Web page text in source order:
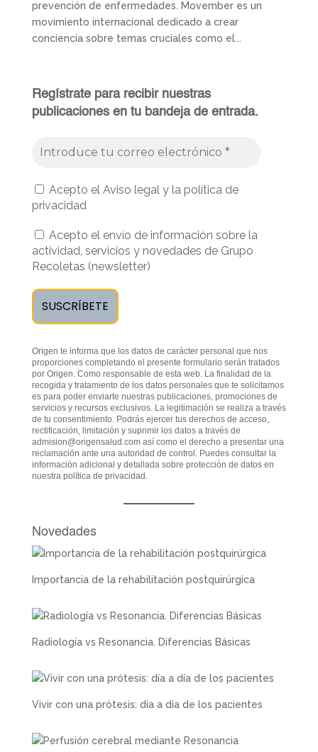
prevención de enfermedades. Movember es un
movimiento internacional dedicado a crear
conciencia sobre temas cruciales como el...
Regístrate para recibir nuestras
publicaciones en tu bandeja de entrada.
Acepto el Aviso legal y la política de
privacidad
Acepto el envío de información sobre la
actividad, servicios y novedades de Grupo
Recoletas (newsletter)
Origen te informa que los datos de carácter personal que nos
proporciones completando el presente formulario serán tratados
por Origen. Como responsable de esta web. La finalidad de la
recogida y tratamiento de los datos personales que te solicitamos
es para poder enviarte nuestras publicaciones, promociones de
servicios y recursos exclusivos. La legitimación se realiza a través
de tu consentimiento. Podrás ejercer tus derechos de acceso,
rectificación, limitación y suprimir los datos a través de
admision@origensalud.comasí como el derecho a presentar una
reclamación ante una autoridad de control. Puedes consultar la
información adicional y detallada sobre protección de datos en
nuestra política de privacidad .
Novedades
Importancia de la rehabilitación postquirúrgica
Radiología vs Resonancia. Diferencias Básicas
Vivir con una prótesis: día a día de los pacientes